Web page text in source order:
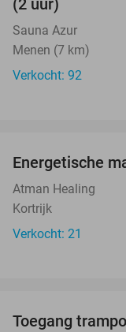
Sauna Azur
Menen (7 km)
Verkocht: 92
Energetische
Atman Healing
Kortrijk
Verkocht: 21
Toegang